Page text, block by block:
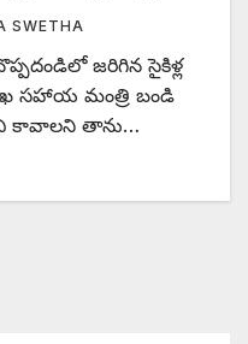
SWETHA
జరిగిన సైకిళ్ల
సహాయ మంత్రి బండి
కావాలని తాను…